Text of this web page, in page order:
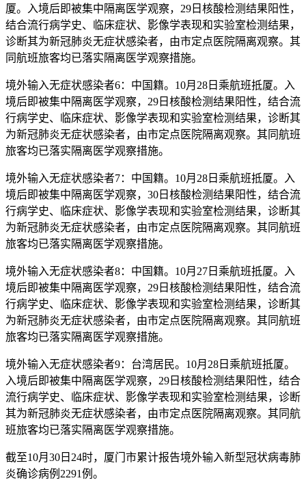
厦。入境后即被集中隔离医学观察，29日核酸检测结果阳性，
结合流行病学史、临床症状、影像学表现和实验室检测结果，
诊断其为新冠肺炎无症状感染者，由市定点医院隔离观察。其
同航班旅客均已落实隔离医学观察措施。
境外输入无症状感染者6：中国籍。10月28日乘航班抵厦。入
境后即被集中隔离医学观察，29日核酸检测结果阳性，结合流
行病学史、临床症状、影像学表现和实验室检测结果，诊断其
为新冠肺炎无症状感染者，由市定点医院隔离观察。其同航班
旅客均已落实隔离医学观察措施。
境外输入无症状感染者7：中国籍。10月28日乘航班抵厦。入
境后即被集中隔离医学观察，30日核酸检测结果阳性，结合流
行病学史、临床症状、影像学表现和实验室检测结果，诊断其
为新冠肺炎无症状感染者，由市定点医院隔离观察。其同航班
旅客均已落实隔离医学观察措施。
境外输入无症状感染者8：中国籍。10月27日乘航班抵厦。入
境后即被集中隔离医学观察，29日核酸检测结果阳性，结合流
行病学史、临床症状、影像学表现和实验室检测结果，诊断其
为新冠肺炎无症状感染者，由市定点医院隔离观察。其同航班
旅客均已落实隔离医学观察措施。
境外输入无症状感染者9：台湾居民。10月28日乘航班抵厦。
入境后即被集中隔离医学观察，29日核酸检测结果阳性，结合
流行病学史、临床症状、影像学表现和实验室检测结果，诊断
其为新冠肺炎无症状感染者，由市定点医院隔离观察。其同航
班旅客均已落实隔离医学观察措施。
截至10月30日24时，厦门市累计报告境外输入新型冠状病毒肺
炎确诊病例2291例。